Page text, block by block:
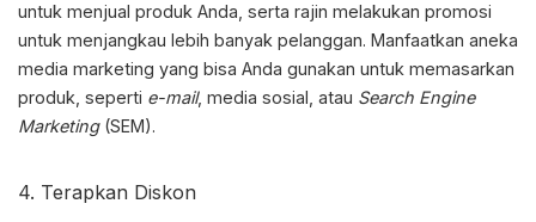
untuk menjual produk Anda, serta rajin melakukan promosi
untuk menjangkau lebih banyak pelanggan. Manfaatkan aneka
media marketing yang bisa Anda gunakan untuk memasarkan
produk, seperti e-mail, media sosial, atau Search Engine
Marketing(SEM).
4. Terapkan Diskon